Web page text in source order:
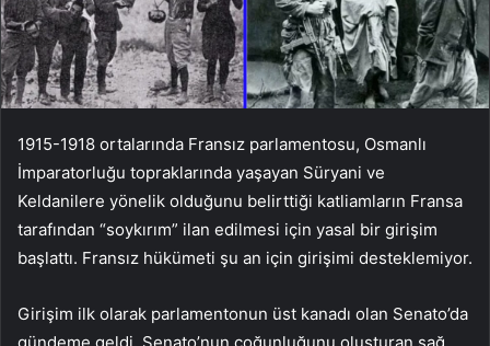
1915-1918 ortalarında Fransız parlamentosu, Osmanlı
İmparatorluğu topraklarında yaşayan Süryani ve
Keldanilere yönelik olduğunu belirttiği katliamların Fransa
tarafından “soykırım” ilan edilmesi için yasal bir girişim
başlattı. Fransız hükümeti şu an için girişimi desteklemiyor.
Girişim ilk olarak parlamentonun üst kanadı olan Senato’da
gündeme geldi. Senato’nun çoğunluğunu oluşturan sağ